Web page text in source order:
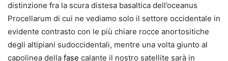
distinzione fra la scura distesa basaltica dell’oceanus
Procellarum di cui ne vediamo solo il settore occidentale in
evidente contrasto con le più chiare rocce anortositiche
degli altipiani sudoccidentali, mentre una volta giunto al
capolinea della fase calante il nostro satellite sarà in